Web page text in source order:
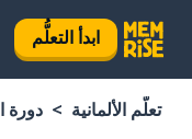
ابدأ التعلُّم
تعلَّم الألمانية دورة